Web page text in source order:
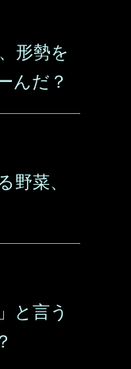
形勢を
んだ？
野菜、
と言う